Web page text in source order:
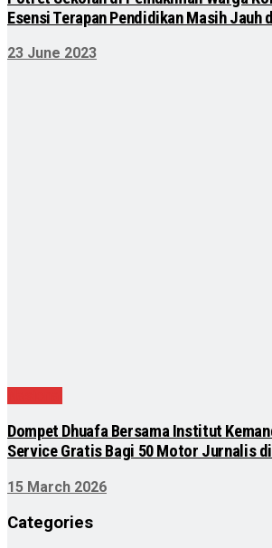
Esensi Terapan Pendidikan Masih Jauh
23 June 2023
Dompet Dhuafa Bersama Institut
Service Gratis Bagi 50 Motor Jurnalis
15 March 2026
Categories